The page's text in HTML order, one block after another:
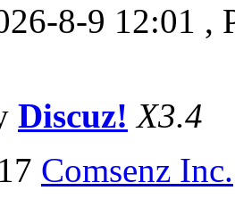
8-9 12:01 ,
Discuz! X3.4
Comsenz Inc.